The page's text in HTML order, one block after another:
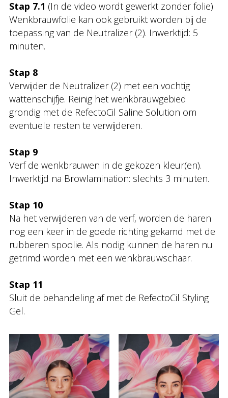
Stap 7.1 (In de video wordt gewerkt zonder folie)
Wenkbrauwfolie kan ook gebruikt worden bij de
toepassing van de Neutralizer (2). Inwerktijd: 5
minuten.
Stap 8
Verwijder de Neutralizer (2) met een vochtig
wattenschijfje. Reinig het wenkbrauwgebied
grondig met de RefectoCil Saline Solution om
eventuele resten te verwijderen.
Stap 9
Verf de wenkbrauwen in de gekozen kleur(en).
Inwerktijd na Browlamination: slechts 3 minuten.
Stap 10
Na het verwijderen van de verf, worden de haren
nog een keer in de goede richting gekamd met de
rubberen spoolie. Als nodig kunnen de haren nu
getrimd worden met een wenkbrauwschaar.
Stap 11
Sluit de behandeling af met de RefectoCil Styling
Gel.